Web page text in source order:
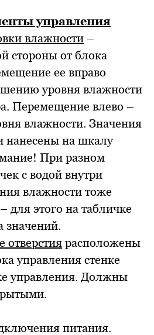
управления
влажности –
стороны от блока
ее вправо
уровня влажности
Перемещение влево –
влажности. Значения
нанесены на шкалу
При разном
с водой внутри
влажности тоже
для этого на табличке
значений.
отверстия расположены
управления стенке
управления. Должны
питания.